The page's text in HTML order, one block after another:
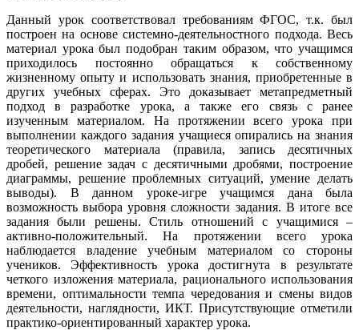
Данный урок соответствовал требованиям ФГОС, т.к. был
построен на основе системно-деятельностного подхода. Весь
материал урока был подобран таким образом, что учащимся
приходилось постоянно обращаться к собственному
жизненному опыту и использовать знания, приобретенные в
других учебных сферах. Это доказывает метапредметный
подход в разработке урока, а также его связь с ранее
изученным материалом. На протяжении всего урока при
выполнении каждого задания учащиеся опирались на знания
теоретического материала (правила, запись десятичных
дробей, решение задач с десятичными дробями, построение
диаграммы, решение проблемных ситуаций, умение делать
выводы). В данном уроке-игре учащимся дана была
возможность выбора уровня сложности задания. В итоге все
задания были решены. Стиль отношений с учащимися –
активно-положительный. На протяжении всего урока
наблюдается владение учебным материалом со стороны
учеников. Эффективность урока достигнута в результате
четкого изложения материала, рационального использования
времени, оптимальности темпа чередования и смены видов
деятельности, наглядности, ИКТ. Присутствующие отметили
практико-ориентированный характер урока.